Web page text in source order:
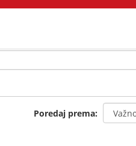
Poredaj prema